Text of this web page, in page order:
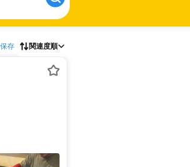
存 関連度順